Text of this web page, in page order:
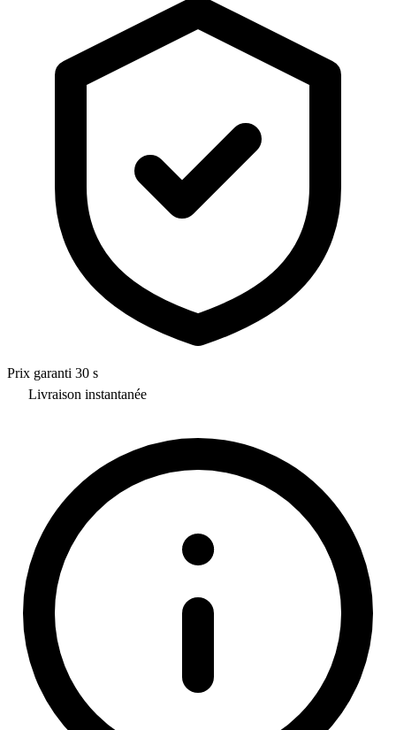
Prix garanti 30 s
Livraison instantanée